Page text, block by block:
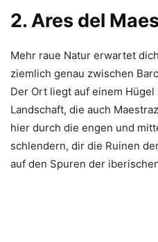
2. Ares del
Mehr raue Natur erwartet
ziemlich genau zwischen
Der Ort liegt auf einem
Landschaft, die auch
hier durch die engen und
schlendern, dir die Ruinen
auf den Spuren der